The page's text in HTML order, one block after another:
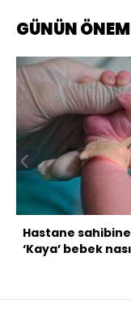
GÜNÜN
Hastane sahibine
‘Kaya’ bebek